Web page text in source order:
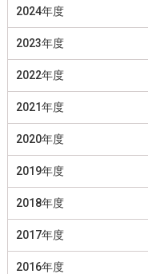
2024年度
2023年度
2022年度
2021年度
2020年度
2019年度
2018年度
2017年度
2016年度